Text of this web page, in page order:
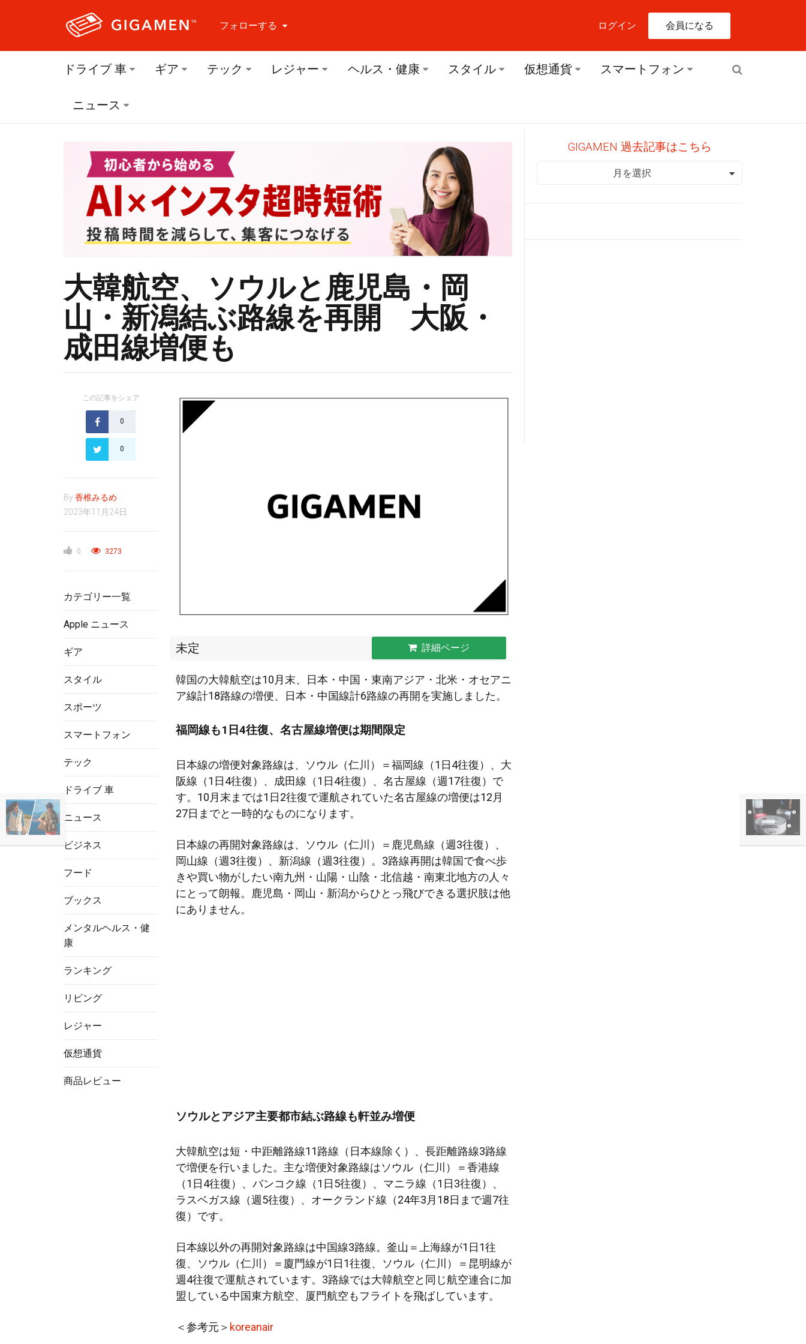
フォローする
フォローする Facebook
ログイン 会員になる
ドライブ 車 ギア テック レジャー ヘルス・健康 スタイル 仮想通貨 スマートフォン
ニュース
大韓航空、ソウルと鹿児島・岡
山・新潟結ぶ路線を再開 大阪・
成田線増便も
この記事をシェア
0
0
By 香椎みるめ
2023年11月24日
0 3273
カテゴリー一覧
Apple ニュース
ギア
スタイル
スポーツ
スマートフォン
テック
ドライブ 車
ニュース
ビジネス
フード
ブックス
メンタルヘルス・健
康
ランキング
リビング
レジャー
仮想通貨
商品レビュー
未定 詳細ページ
韓国の大韓航空は10月末、日本・中国・東南アジア・北米・オセアニ
ア線計18路線の増便、日本・中国線計6路線の再開を実施しました。
福岡線も1日4往復、名古屋線増便は期間限定
日本線の増便対象路線は、ソウル（仁川）＝福岡線（1日4往復）、大
阪線（1日4往復）、成田線（1日4往復）、名古屋線（週17往復）で
す。10月末までは1日2往復で運航されていた名古屋線の増便は12月
27日までと一時的なものになります。
日本線の再開対象路線は、ソウル（仁川）＝鹿児島線（週3往復）、
岡山線（週3往復）、新潟線（週3往復）。3路線再開は韓国で食べ歩
きや買い物がしたい南九州・山陽・山陰・北信越・南東北地方の人々
にとって朗報。鹿児島・岡山・新潟からひとっ飛びできる選択肢は他
にありません。
ソウルとアジア主要都市結ぶ路線も軒並み増便
大韓航空は短・中距離路線11路線（日本線除く）、長距離路線3路線
で増便を行いました。主な増便対象路線はソウル（仁川）＝香港線
（1日4往復）、バンコク線（1日5往復）、マニラ線（1日3往復）、
ラスベガス線（週5往復）、オークランド線（24年3月18日まで週7往
復）です。
日本線以外の再開対象路線は中国線3路線。釜山＝上海線が1日1往
復、ソウル（仁川）＝廈門線が1日1往復、ソウル（仁川）＝昆明線が
週4往復で運航されています。3路線では大韓航空と同じ航空連合に加
盟している中国東方航空、厦門航空もフライトを飛ばしています。
＜参考元＞ koreanair
GIGAMEN 過去記事はこちら
GIGAMEN 過去記事はこちら
月を選択